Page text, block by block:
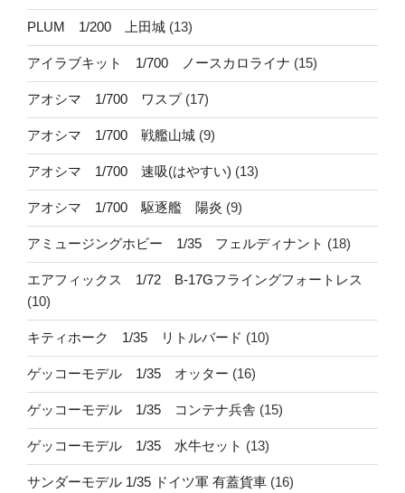
PLUM 1/200 上田城 (13)
アイラブキット 1/700 ノースカロライナ (15)
アオシマ 1/700 ワスプ(17)
アオシマ 1/700 戦艦山城 (9)
アオシマ 1/700 速吸(はやすい) (13)
アオシマ 1/700 駆逐艦 陽炎 (9)
アミュージングホビー 1/35 フェルディナント (18)
エアフィックス 1/72 B-17Gフライングフォートレス
(10)
キティホーク 1/35 リトルバード (10)
ゲッコーモデル 1/35 オッター (16)
ゲッコーモデル 1/35 コンテナ兵舎 (15)
ゲッコーモデル 1/35 水牛セット (13)
サンダーモデル 1/35 ドイツ軍 有蓋貨車 (16)